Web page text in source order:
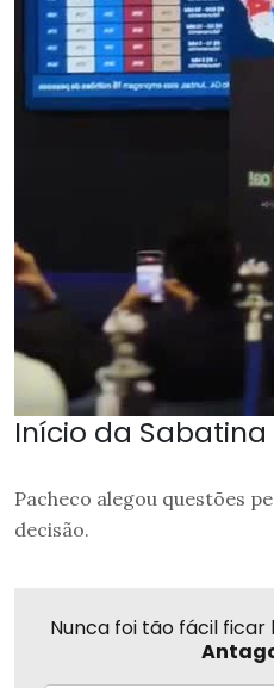
Início da Sabatina
Pacheco alegou questões
decisão.
Nunca foi tão fácil